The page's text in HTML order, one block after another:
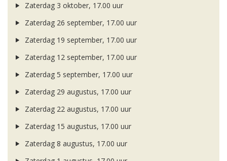
Zaterdag 3 oktober, 17.00 uur
Zaterdag 26 september, 17.00 uur
Zaterdag 19 september, 17.00 uur
Zaterdag 12 september, 17.00 uur
Zaterdag 5 september, 17.00 uur
Zaterdag 29 augustus, 17.00 uur
Zaterdag 22 augustus, 17.00 uur
Zaterdag 15 augustus, 17.00 uur
Zaterdag 8 augustus, 17.00 uur